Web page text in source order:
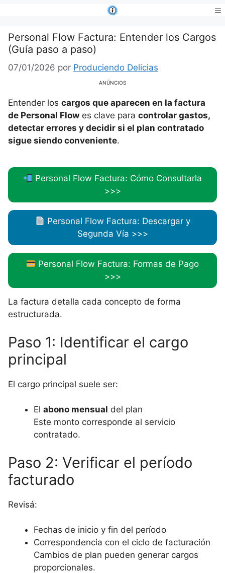
contenido
Personal Flow Factura: Entender los Cargos
(Guía paso a paso)
07/01/2026 por Produciendo Delicias
ANÚNCIOS
Entender los cargos que aparecen en la factura
de Personal Flow es clave para controlar gastos,
detectar errores y decidir si el plan contratado
sigue siendo conveniente.
Personal Flow Factura: Cómo Consultarla
>>>
Personal Flow Factura: Descargar y
Segunda Vía >>>
Personal Flow Factura: Formas de Pago
>>>
La factura detalla cada concepto de forma
estructurada.
Paso 1: Identificar el cargo
principal
El cargo principal suele ser:
El abono mensual del plan
Este monto corresponde al servicio
contratado.
Paso 2: Verificar el período
facturado
Revisá:
Fechas de inicio y fin del período
Correspondencia con el ciclo de facturación
Cambios de plan pueden generar cargos
proporcionales.